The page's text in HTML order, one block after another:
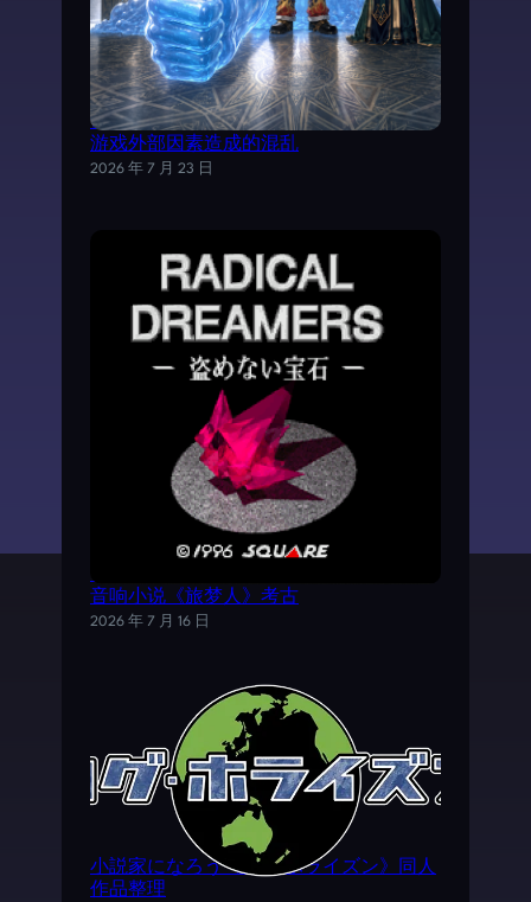
试以AI分析《魔力宝贝》日文剧情，理清
游戏外部因素造成的混乱
2026 年 7 月 23 日
音响小说《旅梦人》考古
2026 年 7 月 16 日
小説家になろう《ログ·ホライズン》同人
作品整理